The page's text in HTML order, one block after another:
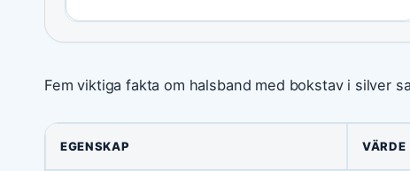
Fem viktiga fakta om halsband med bokstav i silver
EGENSKAP VÄRDE